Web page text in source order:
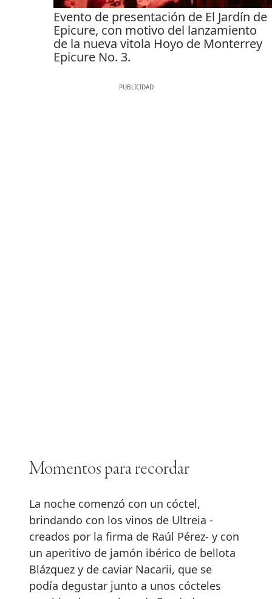
Evento de presentación de El Jardín de
Epicure, con motivo del lanzamiento
de la nueva vitola Hoyo de Monterrey
Epicure No. 3.
Momentos para recordar
La noche comenzó con un cóctel,
brindando con los vinos de Ultreia -
creados por la firma de Raúl Pérez- y con
un aperitivo de jamón ibérico de bellota
Blázquez y de caviar Nacarii, que se
podía degustar junto a unos cócteles